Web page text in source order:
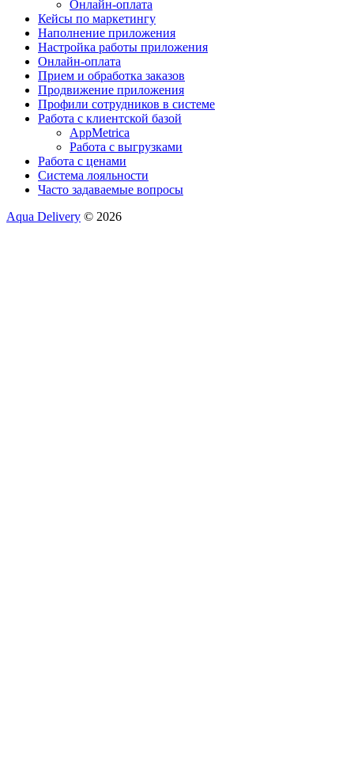
Онлайн-оплата
Кейсы по маркетингу
Наполнение приложения
Настройка работы приложения
Онлайн-оплата
Прием и обработка заказов
Продвижение приложения
Профили сотрудников в системе
Работа с клиентской базой
AppMetrica
Работа с выгрузками
Работа с ценами
Система лояльности
Часто задаваемые вопросы
Aqua Delivery © 2026